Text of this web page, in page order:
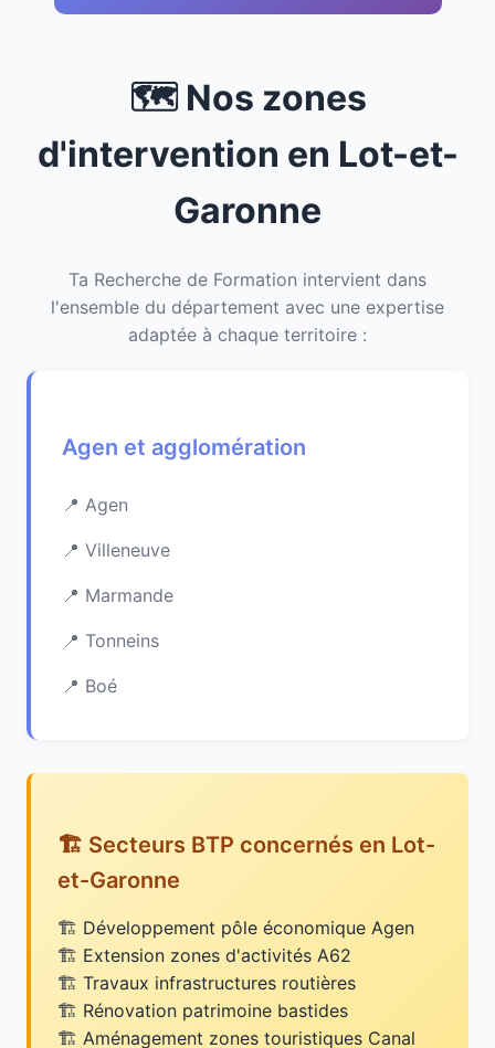
🗺️ Nos zones
d'intervention en Lot-et-
Garonne
Ta Recherche de Formation intervient dans
l'ensemble du département avec une expertise
adaptée à chaque territoire :
Agen et agglomération
Agen
Villeneuve
Marmande
Tonneins
Boé
🏗️ Secteurs BTP concernés en Lot-
et-Garonne
Développement pôle économique Agen
Extension zones d'activités A62
Travaux infrastructures routières
Rénovation patrimoine bastides
Aménagement zones touristiques Canal